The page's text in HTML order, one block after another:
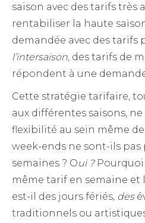
saison avec des tarifs très
rentabiliser la haute
demandée avec des tarifs
l’intersaison, des tarifs de
répondent à une
Cette stratégie tarifaire,
aux différentes saisons,
flexibilité au sein même
week-ends ne sont-ils
semaines ? Oui ?
même tarif en semaine et
est-il des jours fériés, des
traditionnels ou